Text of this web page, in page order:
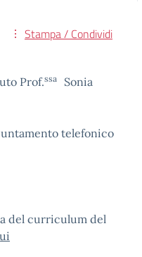
Stampa / Condividi
Prof.ssa
Sonia
telefonico
del curriculum del